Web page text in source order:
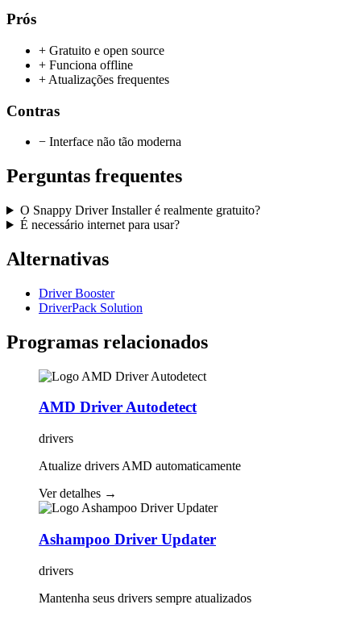
Prós
+ Gratuito e open source
+ Funciona offline
+ Atualizações frequentes
Contras
− Interface não tão moderna
Perguntas frequentes
O Snappy Driver Installer é realmente gratuito?
É necessário internet para usar?
Alternativas
Driver Booster
DriverPack Solution
Programas relacionados
AMD Driver Autodetect
drivers
Atualize drivers AMD automaticamente
Ver detalhes →
Ashampoo Driver Updater
drivers
Mantenha seus drivers sempre atualizados